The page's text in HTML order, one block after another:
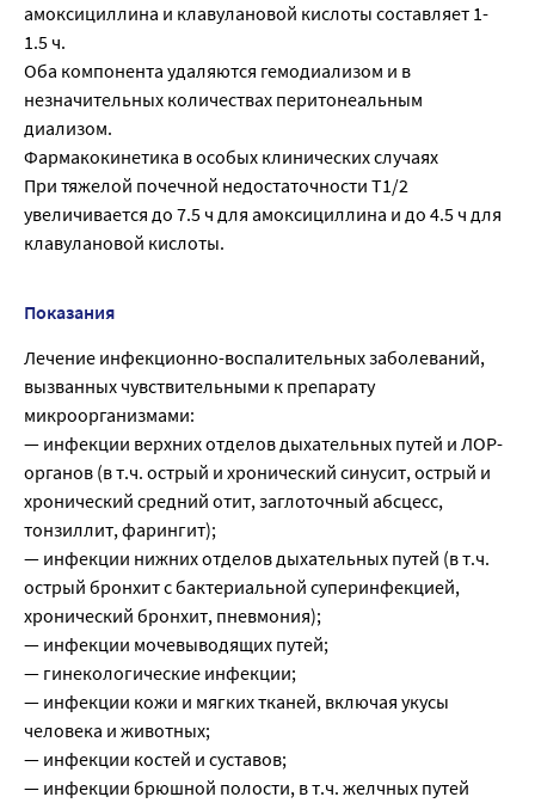
амоксициллина и клавулановой кислоты составляет 1-
1.5 ч.
Оба компонента удаляются гемодиализом и в
незначительных количествах перитонеальным
диализом.
Фармакокинетика в особых клинических случаях
При тяжелой почечной недостаточности T1/2
увеличивается до 7.5 ч для амоксициллина и до 4.5 ч для
клавулановой кислоты.
Показания
Лечение инфекционно-воспалительных заболеваний,
вызванных чувствительными к препарату
микроорганизмами:
— инфекции верхних отделов дыхательных путей и ЛОР-
органов (в т.ч. острый и хронический синусит, острый и
хронический средний отит, заглоточный абсцесс,
тонзиллит, фарингит);
— инфекции нижних отделов дыхательных путей (в т.ч.
острый бронхит с бактериальной суперинфекцией,
хронический бронхит, пневмония);
— инфекции мочевыводящих путей;
— гинекологические инфекции;
— инфекции кожи и мягких тканей, включая укусы
человека и животных;
— инфекции костей и суставов;
— инфекции брюшной полости, в т.ч. желчных путей